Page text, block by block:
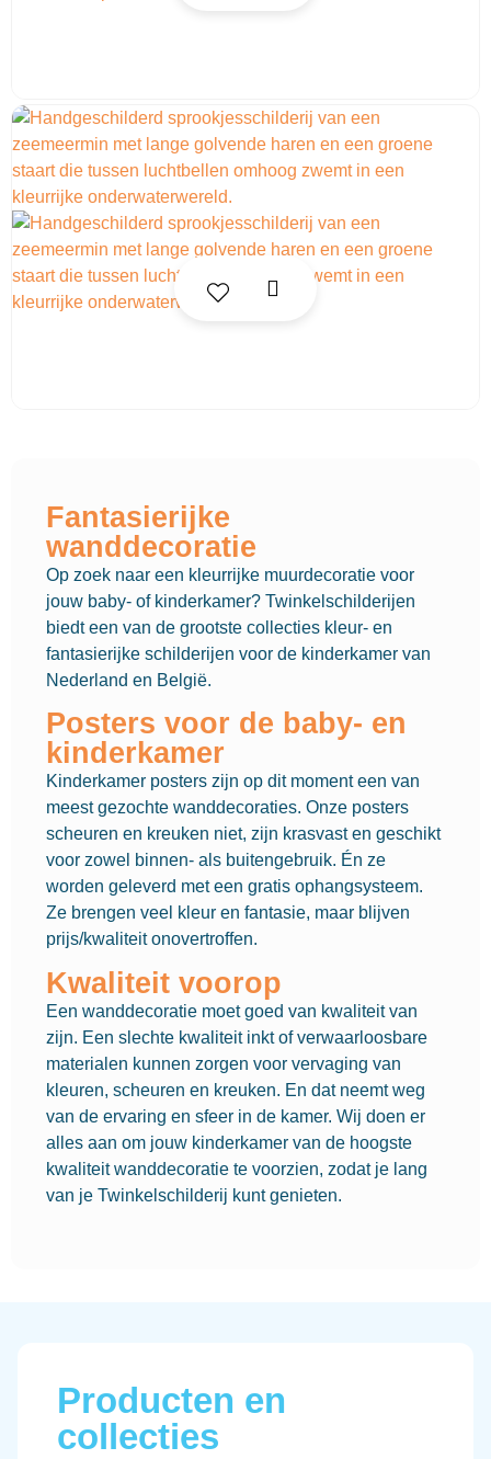
Fantasierijke
wanddecoratie
Op zoek naar een kleurrijke muurdecoratie voor
jouw baby- of kinderkamer? Twinkelschilderijen
biedt een van de grootste collecties kleur- en
fantasierijke schilderijen voor de kinderkamer van
Nederland en België.
Posters voor de baby- en
kinderkamer
Kinderkamer posters zijn op dit moment een van
meest gezochte wanddecoraties. Onze posters
scheuren en kreuken niet, zijn krasvast en geschikt
voor zowel binnen- als buitengebruik. Én ze
worden geleverd met een gratis ophangsysteem.
Ze brengen veel kleur en fantasie, maar blijven
prijs/kwaliteit onovertroffen.
Kwaliteit voorop
Een wanddecoratie moet goed van kwaliteit van
zijn. Een slechte kwaliteit inkt of verwaarloosbare
materialen kunnen zorgen voor vervaging van
kleuren, scheuren en kreuken. En dat neemt weg
van de ervaring en sfeer in de kamer. Wij doen er
alles aan om jouw kinderkamer van de hoogste
kwaliteit wanddecoratie te voorzien, zodat je lang
van je Twinkelschilderij kunt genieten.
Producten en
collecties